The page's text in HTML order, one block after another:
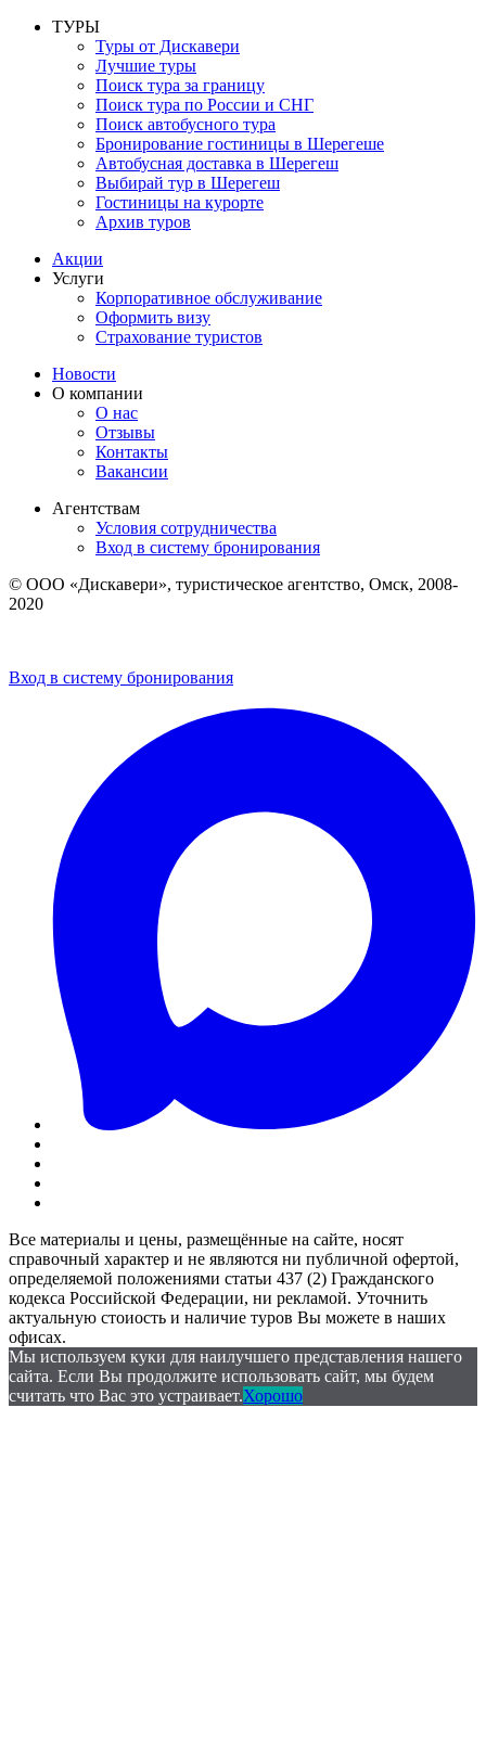
ТУРЫ
Туры от Дискавери
Лучшие туры
Поиск тура за границу
Поиск тура по России и СНГ
Поиск автобусного тура
Бронирование гостиницы в Шерегеше
Автобусная доставка в Шерегеш
Выбирай тур в Шерегеш
Гостиницы на курорте
Архив туров
Акции
Услуги
Корпоративное обслуживание
Оформить визу
Страхование туристов
Новости
О компании
О нас
Отзывы
Контакты
Вакансии
Агентствам
Условия сотрудничества
Вход в систему бронирования
© ООО «Дискавери», туристическое агентство, Омск, 2008-
2020
Вход в систему бронирования
Все материалы и цены, размещённые на сайте, носят
справочный характер и не являются ни публичной офертой,
определяемой положениями статьи 437 (2) Гражданского
кодекса Российской Федерации, ни рекламой. Уточнить
актуальную стоиость и наличие туров Вы можете в наших
офисах.
Мы используем куки для наилучшего представления нашего
сайта. Если Вы продолжите использовать сайт, мы будем
считать что Вас это устраивает.Хорошо